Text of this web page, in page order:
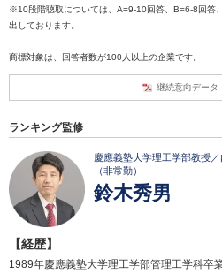
※10段階聴取については、A=9-10回答、B=6-8回答
出しております。
商標対象は、回答者数が100人以上の企業です。
継続意向データ
ランキング監修
慶應義塾大学理工学部教授
（非常勤）
鈴木秀男
【経歴】
1989年慶應義塾大学理工学部管理工学科卒業